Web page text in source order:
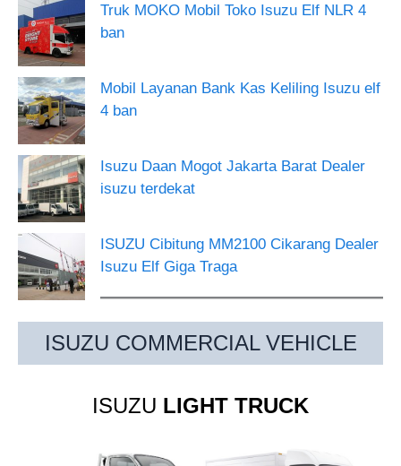
Truk MOKO Mobil Toko Isuzu Elf NLR 4
ban
Mobil Layanan Bank Kas Keliling Isuzu elf
4 ban
Isuzu Daan Mogot Jakarta Barat Dealer
isuzu terdekat
ISUZU Cibitung MM2100 Cikarang Dealer
Isuzu Elf Giga Traga
ISUZU COMMERCIAL VEHICLE
ISUZU LIGHT TRUCK